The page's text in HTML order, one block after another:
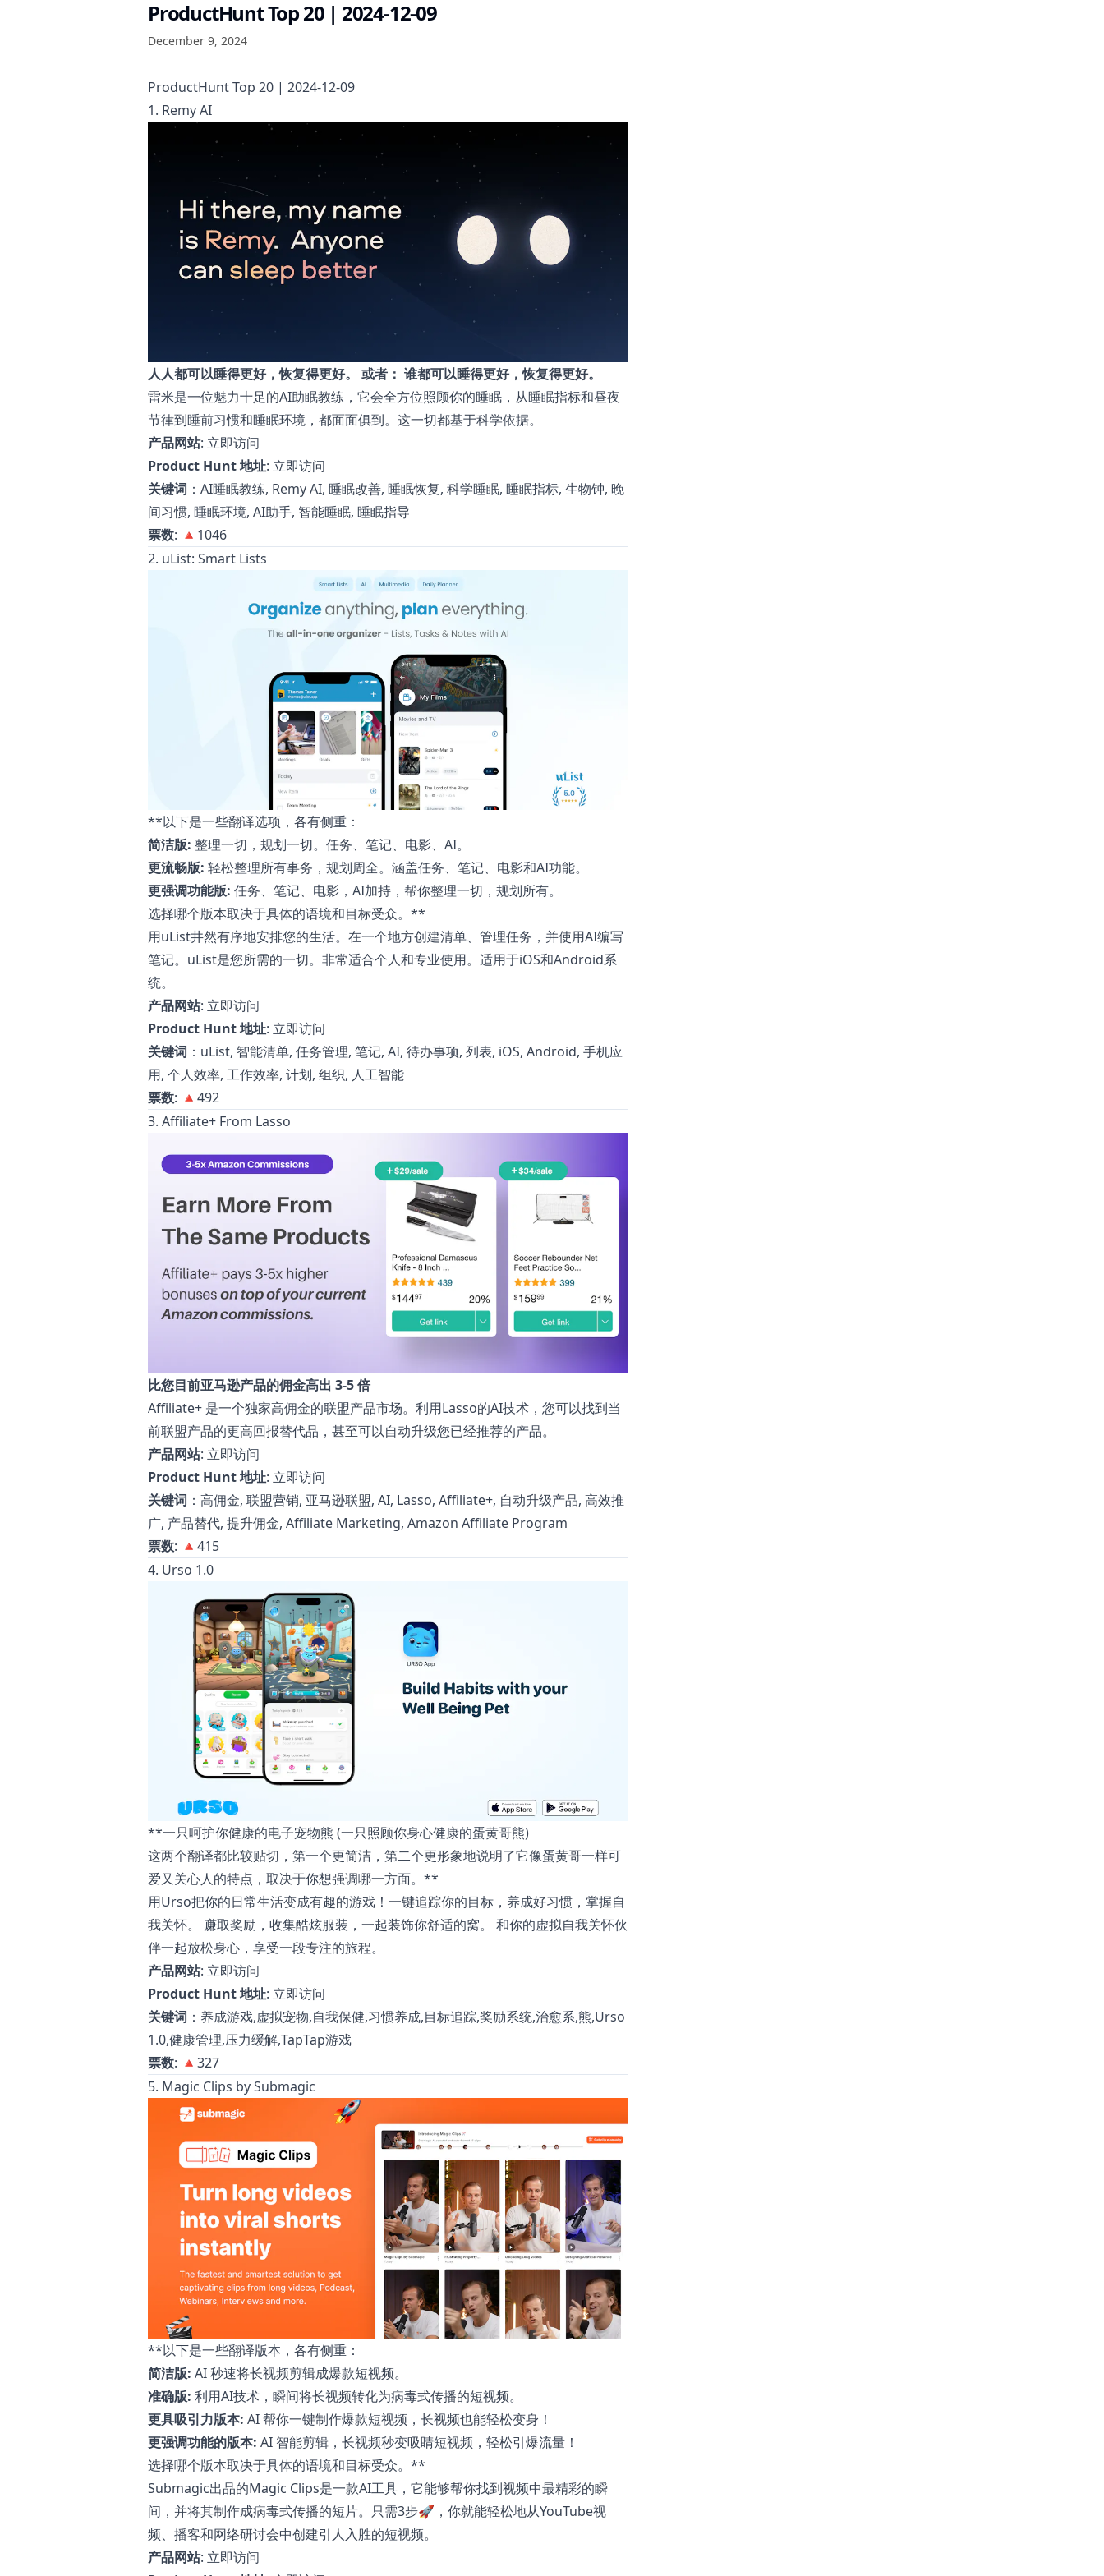
ProductHunt Top 20 | 2024-12-09
December 9, 2024
ProductHunt Top 20 | 2024-12-09
1. Remy AI
人人都可以睡得更好，恢复得更好。 或者： 谁都可以睡得更好，恢复得更好。
雷米是一位魅力十足的AI助眠教练，它会全方位照顾你的睡眠，从睡眠指标和昼夜
节律到睡前习惯和睡眠环境，都面面俱到。这一切都基于科学依据。
产品网站: 立即访问
Product Hunt 地址: 立即访问
关键词 ：AI睡眠教练, Remy AI, 睡眠改善, 睡眠恢复, 科学睡眠, 睡眠指标, 生物钟, 晚
间习惯, 睡眠环境, AI助手, 智能睡眠, 睡眠指导
票数: 🔺1046
2. uList: Smart Lists
**以下是一些翻译选项，各有侧重：
简洁版: 整理一切，规划一切。任务、笔记、电影、AI。
更流畅版: 轻松整理所有事务，规划周全。涵盖任务、笔记、电影和AI功能。
更强调功能版: 任务、笔记、电影，AI加持，帮你整理一切，规划所有。
选择哪个版本取决于具体的语境和目标受众。**
用uList井然有序地安排您的生活。在一个地方创建清单、管理任务，并使用AI编写
笔记。uList是您所需的一切。非常适合个人和专业使用。适用于iOS和Android系
统。
产品网站: 立即访问
Product Hunt 地址: 立即访问
关键词 ：uList, 智能清单, 任务管理, 笔记, AI, 待办事项, 列表, iOS, Android, 手机应
用, 个人效率, 工作效率, 计划, 组织, 人工智能
票数: 🔺492
3. Affiliate+ From Lasso
比您目前亚马逊产品的佣金高出 3-5 倍
Affiliate+ 是一个独家高佣金的联盟产品市场。利用Lasso的AI技术，您可以找到当
前联盟产品的更高回报替代品，甚至可以自动升级您已经推荐的产品。
产品网站: 立即访问
Product Hunt 地址: 立即访问
关键词 ：高佣金, 联盟营销, 亚马逊联盟, AI, Lasso, Affiliate+, 自动升级产品, 高效推
广, 产品替代, 提升佣金, Affiliate Marketing, Amazon Affiliate Program
票数: 🔺415
4. Urso 1.0
**一只呵护你健康的电子宠物熊 (一只照顾你身心健康的蛋黄哥熊)
这两个翻译都比较贴切，第一个更简洁，第二个更形象地说明了它像蛋黄哥一样可
爱又关心人的特点，取决于你想强调哪一方面。**
用Urso把你的日常生活变成有趣的游戏！一键追踪你的目标，养成好习惯，掌握自
我关怀。 赚取奖励，收集酷炫服装，一起装饰你舒适的窝。 和你的虚拟自我关怀伙
伴一起放松身心，享受一段专注的旅程。
产品网站: 立即访问
Product Hunt 地址: 立即访问
关键词 ：养成游戏,虚拟宠物,自我保健,习惯养成,目标追踪,奖励系统,治愈系,熊,Urso
1.0,健康管理,压力缓解,TapTap游戏
票数: 🔺327
5. Magic Clips by Submagic
**以下是一些翻译版本，各有侧重：
简洁版: AI 秒速将长视频剪辑成爆款短视频。
准确版: 利用AI技术，瞬间将长视频转化为病毒式传播的短视频。
更具吸引力版本: AI 帮你一键制作爆款短视频，长视频也能轻松变身！
更强调功能的版本: AI 智能剪辑，长视频秒变吸睛短视频，轻松引爆流量！
选择哪个版本取决于具体的语境和目标受众。**
Submagic出品的Magic Clips是一款AI工具，它能够帮你找到视频中最精彩的瞬
间，并将其制作成病毒式传播的短片。只需3步🚀，你就能轻松地从YouTube视
频、播客和网络研讨会中创建引人入胜的短视频。
产品网站: 立即访问